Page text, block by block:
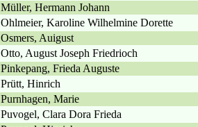
Müller, Hermann Johann
Ohlmeier, Karoline Wilhelmine Dorette
Osmers, Auigust
Otto, August Joseph Friedrioch
Pinkepang, Frieda Auguste
Prütt, Hinrich
Purnhagen, Marie
Puvogel, Clara Dora Frieda